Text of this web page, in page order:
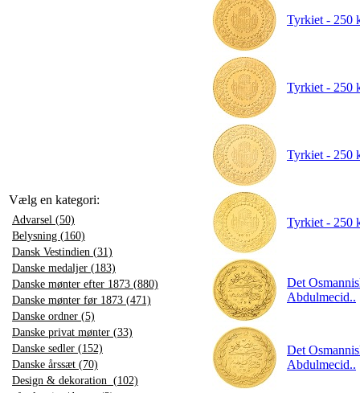
Vælg en kategori:
Advarsel (50)
Belysning (160)
Dansk Vestindien (31)
Danske medaljer (183)
Danske mønter efter 1873 (880)
Danske mønter før 1873 (471)
Danske ordner (5)
Danske privat mønter (33)
Danske sedler (152)
Danske årssæt (70)
Design & dekoration (102)
Tyrkiet - 250
Tyrkiet - 250
Tyrkiet - 250
Tyrkiet - 250
Det
Abdulmecid..
Det
Abdulmecid..